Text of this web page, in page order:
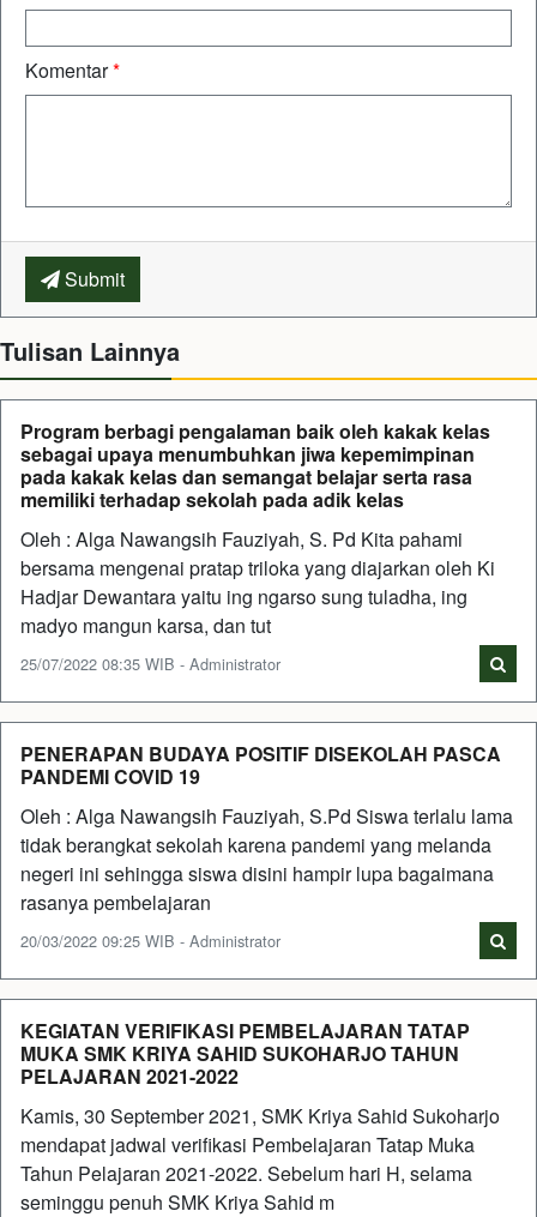
Komentar*
Submit
Tulisan Lainnya
Program berbagi pengalaman baik oleh kakak kelas
sebagai upaya menumbuhkan jiwa kepemimpinan
pada kakak kelas dan semangat belajar serta rasa
memiliki terhadap sekolah pada adik kelas
Oleh : Alga Nawangsih Fauziyah, S. Pd Kita pahami
bersama mengenai pratap triloka yang diajarkan oleh Ki
Hadjar Dewantara yaitu ing ngarso sung tuladha, ing
madyo mangun karsa, dan tut
25/07/2022 08:35 WIB - Administrator
PENERAPAN BUDAYA POSITIF DISEKOLAH PASCA
PANDEMI COVID 19
Oleh : Alga Nawangsih Fauziyah, S.Pd Siswa terlalu lama
tidak berangkat sekolah karena pandemi yang melanda
negeri ini sehingga siswa disini hampir lupa bagaimana
rasanya pembelajaran
20/03/2022 09:25 WIB - Administrator
KEGIATAN VERIFIKASI PEMBELAJARAN TATAP
MUKA SMK KRIYA SAHID SUKOHARJO TAHUN
PELAJARAN 2021-2022
Kamis, 30 September 2021, SMK Kriya Sahid Sukoharjo
mendapat jadwal verifikasi Pembelajaran Tatap Muka
Tahun Pelajaran 2021-2022. Sebelum hari H, selama
seminggu penuh SMK Kriya Sahid m